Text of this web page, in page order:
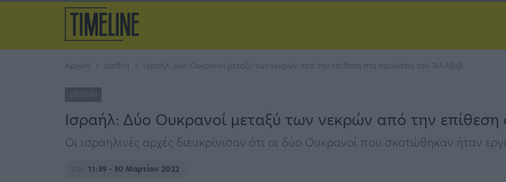
Αρχική Διεθνή Ισραήλ: Δύο Ουκρανοί μεταξύ των νεκρών από την επίθεση στο προάστιο του Τελ Αβίβ
ΔΙΕΘΝΉ
Ισραήλ: Δύο Ουκρανοί μεταξύ των νεκρών από την επίθεση
Οι ισραηλινές αρχές διευκρίνισαν ότι οι δύο Ουκρανοί που σκοτώθηκαν ήταν
Στις 11:39 - 30 Μαρτίου 2022